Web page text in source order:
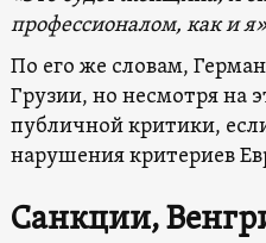
профессионалом, как и я»
По его же словам,
Грузии, но несмотря на
публичной критики,
нарушения критериев
Санкции,